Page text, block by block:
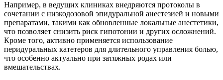
Например, в ведущих клиниках внедряются протоколы в
сочетании с низкодозовой эпидуральной анестезией и новыми
препаратами, такими как обновленные локальные анестетики,
что позволяет снизить риск гипотонии и других осложнений.
Кроме того, активно применяется использование
перидуральных катетеров для длительного управления болью,
что особенно актуально при затяжных родах или
вмешательствах.